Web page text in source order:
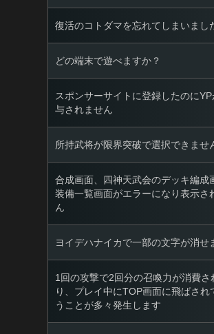
復活のコトダマを忘れてしまいまし
どの端末で遊べますか？
スポンサーサイトに登録したのに
与されません
所持武将が限界突破で選択できませ
合成画面、四神天武会のデッキ編成
装備一覧画面がエラーになり表示さ
ん
ヨイデハナイカで一部の文字が消せ
1回の攻撃で2回分の召喚力が消費さ
り、プレイ中にTOP画面に飛ばされ
うことが多々発生します